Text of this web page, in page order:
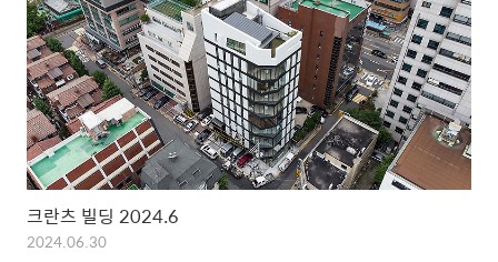
크란츠 빌딩 2024.6
2024.06.30